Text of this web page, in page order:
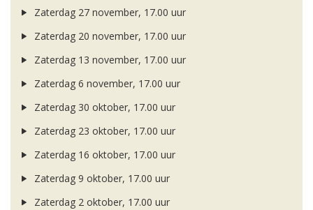
Zaterdag 27 november, 17.00 uur
Zaterdag 20 november, 17.00 uur
Zaterdag 13 november, 17.00 uur
Zaterdag 6 november, 17.00 uur
Zaterdag 30 oktober, 17.00 uur
Zaterdag 23 oktober, 17.00 uur
Zaterdag 16 oktober, 17.00 uur
Zaterdag 9 oktober, 17.00 uur
Zaterdag 2 oktober, 17.00 uur